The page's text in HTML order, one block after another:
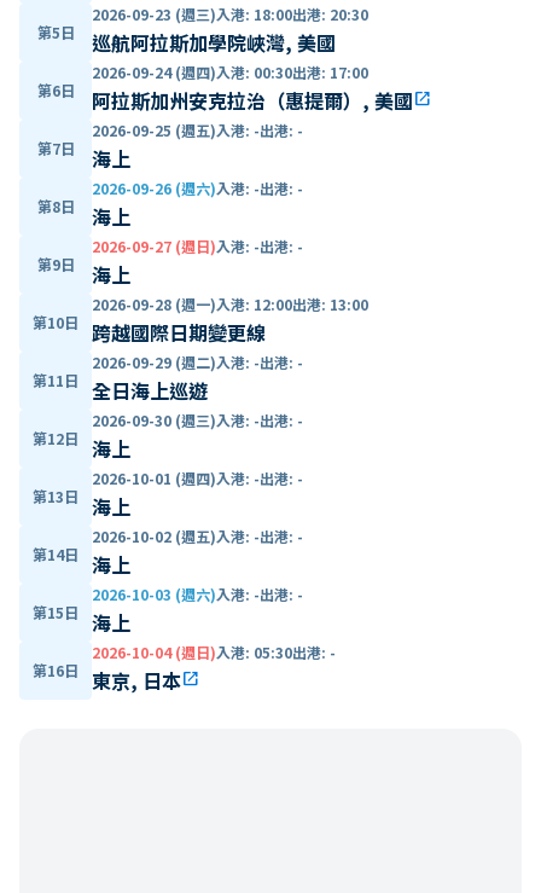
第5日
2026-09-23 (週三)入港: 18:00出港: 20:30
巡航阿拉斯加學院峽灣, 美國
第6日
2026-09-24 (週四)入港: 00:30出港: 17:00
阿拉斯加州安克拉治（惠提爾）, 美國open_in_new
第7日
2026-09-25 (週五)入港: -出港: -
海上
第8日
2026-09-26 (週六)入港: -出港: -
海上
第9日
2026-09-27 (週日)入港: -出港: -
海上
第10日
2026-09-28 (週一)入港: 12:00出港: 13:00
跨越國際日期變更線
第11日
2026-09-29 (週二)入港: -出港: -
全日海上巡遊
第12日
2026-09-30 (週三)入港: -出港: -
海上
第13日
2026-10-01 (週四)入港: -出港: -
海上
第14日
2026-10-02 (週五)入港: -出港: -
海上
第15日
2026-10-03 (週六)入港: -出港: -
海上
第16日
2026-10-04 (週日)入港: 05:30出港: -
東京, 日本open_in_new